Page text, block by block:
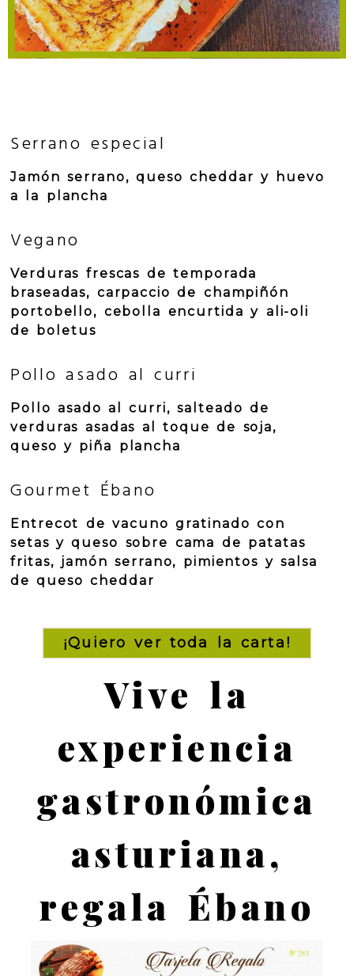
Serrano especial
Jamón serrano, queso cheddar y huevo
a la plancha
Vegano
Verduras frescas de temporada
braseadas, carpaccio de champiñón
portobello, cebolla encurtida y ali-oli
de boletus
Pollo asado al curri
Pollo asado al curri, salteado de
verduras asadas al toque de soja,
queso y piña plancha
Gourmet Ébano
Entrecot de vacuno gratinado con
setas y queso sobre cama de patatas
fritas, jamón serrano, pimientos y salsa
de queso cheddar
¡Quiero ver toda la carta!
Vive la
experiencia
gastronómica
asturiana,
regala Ébano